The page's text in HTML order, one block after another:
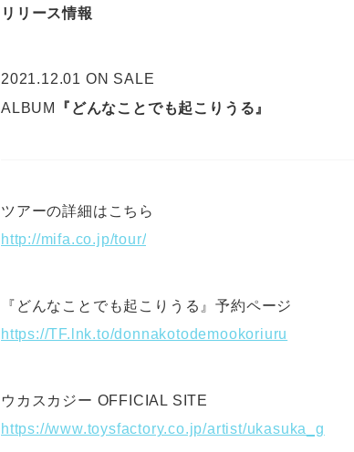
リリース情報
2021.12.01 ON SALE
ALBUM
『どんなことでも起こりうる』
ツアーの詳細はこちら
http://mifa.co.jp/tour/
『どんなことでも起こりうる』予約ページ
https://TF.lnk.to/donnakotodemookoriuru
ウカスカジー OFFICIAL SITE
https://www.toysfactory.co.jp/artist/ukasuka_g